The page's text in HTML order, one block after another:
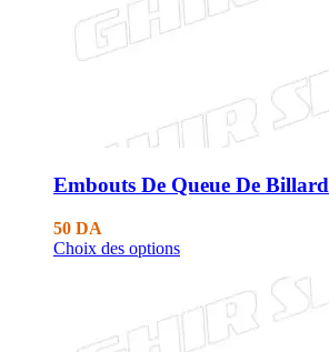
Embouts De Queue De Billard
50 DA
Choix des options